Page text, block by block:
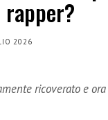
2026
ricoverato e